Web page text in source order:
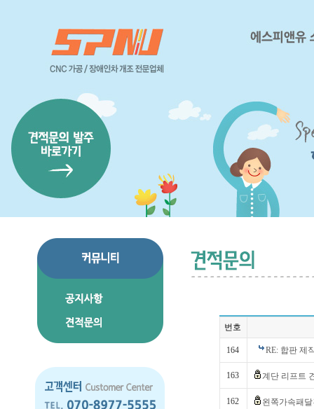
번호
164 RE: 합판 제
163 계단 리프트
162 왼쪽가속패